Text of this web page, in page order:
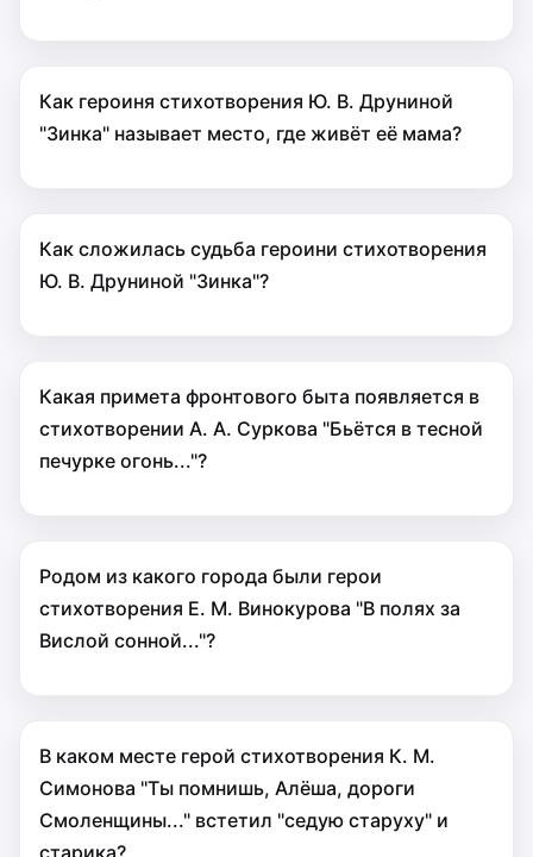
Как героиня стихотворения Ю. В. Друниной
"Зинка" называет место, где живёт её мама?
Как сложилась судьба героини стихотворения
Ю. В. Друниной "Зинка"?
Какая примета фронтового быта появляется в
стихотворении А. А. Суркова "Бьётся в тесной
печурке огонь..."?
Родом из какого города были герои
стихотворения Е. М. Винокурова "В полях за
Вислой сонной..."?
В каком месте герой стихотворения К. М.
Симонова "Ты помнишь, Алёша, дороги
Смоленщины..." встетил "седую старуху" и
старика?